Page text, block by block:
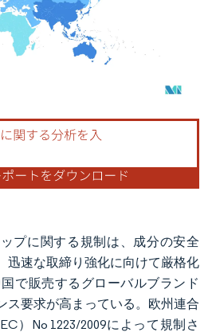
用にはCC BY 4.0の表示が必要です。
プに関する規制は、成分の安全
迅速な取締り強化に向けて厳格化
で販売するグローバルブランド
ス要求が高まっている。欧州連合
）No 1223/2009によって規制さ